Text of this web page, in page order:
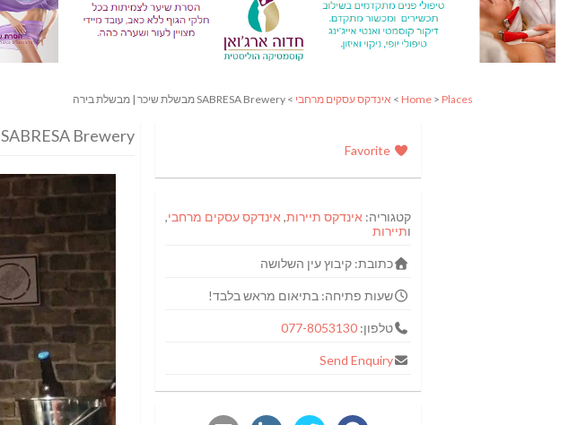
Home > Places
> אינדקס עסקים מרחבי > SABRESA Brewery מבשלת שיכר | מבשלת בירה
SABRESA Brewery מבשלת שיכר | מבשלת בירה
Favorite
קטגוריה: אינדקס תיירות, אינדקס עסקים מרחבי,
ותיירות
כתובת:קיבוץ עין השלושה
שעות פתיחה: בתיאום מראש בלבד!
טלפון:077-8053130
Send Enquiry